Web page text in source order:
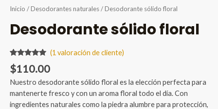
Inicio /Desodorantes naturales/ Desodorante sólido floral
Desodorante sólido floral
Valorado
5.00 sobre
5 basado
en
1
puntuación
de cliente
(1 valoración de cliente)
$110.00
Nuestro desodorante sólido floral es la elección perfecta para
mantenerte fresco y con un aroma floral todo el día. Con
ingredientes naturales como la piedra alumbre para protección,